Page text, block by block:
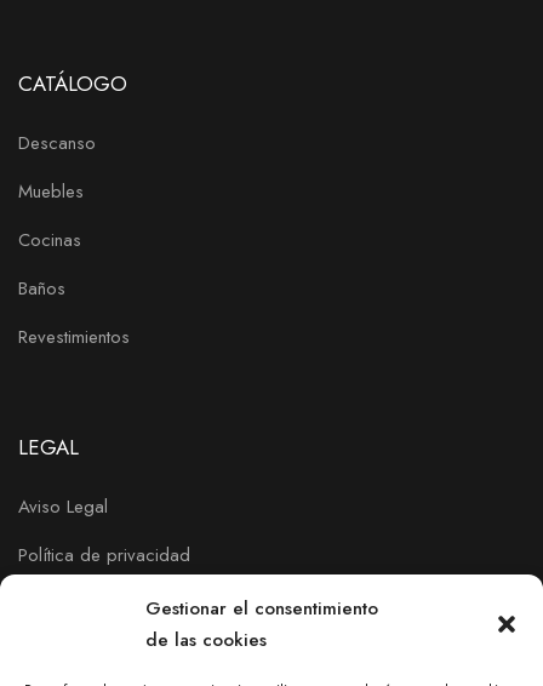
Gestionar el consentimiento
de las cookies
CATÁLOGO
Descanso
Muebles
Cocinas
Baños
Revestimientos
LEGAL
Aviso Legal
Política de privacidad
Política de Cookies